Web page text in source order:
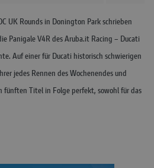
UK Rounds in Donington Park schrieben
Panigale V4R des Aruba.it Racing – Ducati
Auf einer für Ducati historisch schwierigen
jedes Rennen des Wochenendes und
Titel in Folge perfekt, sowohl für das